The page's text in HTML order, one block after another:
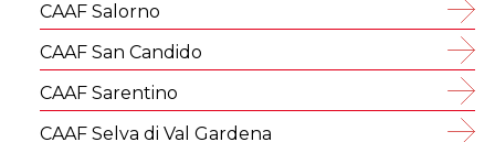
CAAF Salorno
CAAF San Candido
CAAF Sarentino
CAAF Selva di Val Gardena